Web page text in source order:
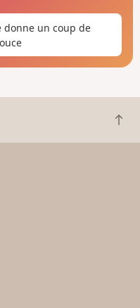
donne un coup de
R
e